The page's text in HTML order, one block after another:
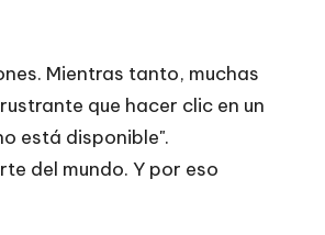
Mientras tanto, muchas
que hacer clic en un
está disponible".
del mundo. Y por eso